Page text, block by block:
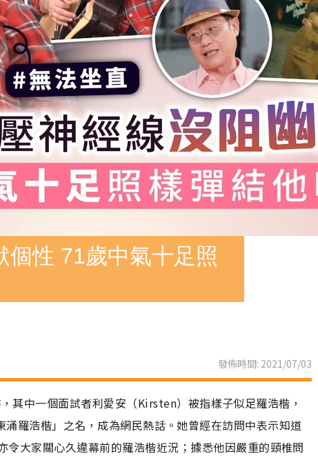
個性 71歲中氣十足照
發佈時間: 2021/07/03
其中一個面試者利愛安（Kirsten）被指樣子似足羅浩楷，
羅浩楷」之名，成為網民熱話。她曾經在訪問中表示知道
大家關心久違幕前的羅浩楷近況；據悉他因嚴重的頸椎問